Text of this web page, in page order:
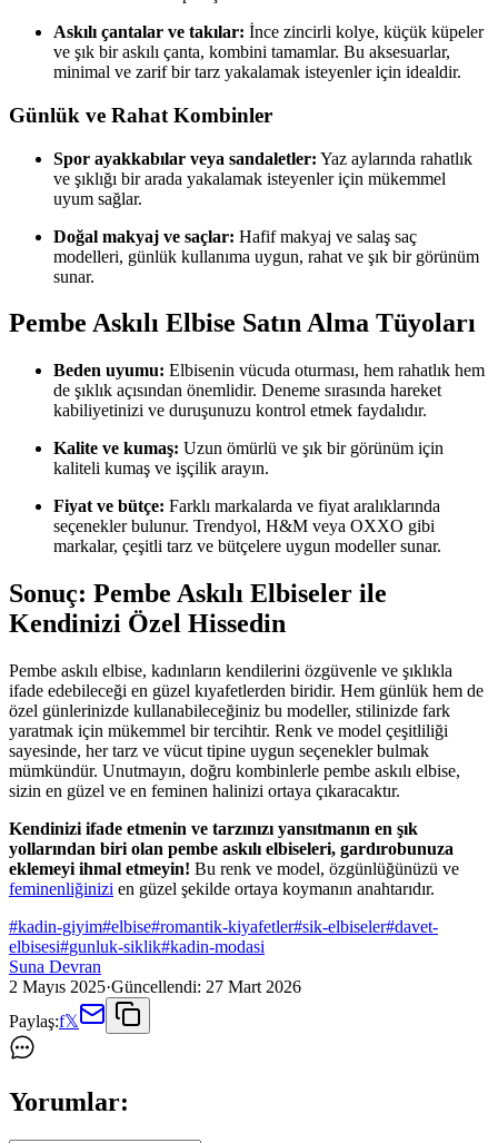
Askılı çantalar ve takılar: İnce zincirli kolye, küçük küpeler
ve şık bir askılı çanta, kombini tamamlar. Bu aksesuarlar,
minimal ve zarif bir tarz yakalamak isteyenler için idealdir.
Günlük ve Rahat Kombinler
Spor ayakkabılar veya sandaletler: Yaz aylarında rahatlık
ve şıklığı bir arada yakalamak isteyenler için mükemmel
uyum sağlar.
Doğal makyaj ve saçlar: Hafif makyaj ve salaş saç
modelleri, günlük kullanıma uygun, rahat ve şık bir görünüm
sunar.
Pembe Askılı Elbise Satın Alma Tüyoları
Beden uyumu: Elbisenin vücuda oturması, hem rahatlık hem
de şıklık açısından önemlidir. Deneme sırasında hareket
kabiliyetinizi ve duruşunuzu kontrol etmek faydalıdır.
Kalite ve kumaş: Uzun ömürlü ve şık bir görünüm için
kaliteli kumaş ve işçilik arayın.
Fiyat ve bütçe: Farklı markalarda ve fiyat aralıklarında
seçenekler bulunur. Trendyol, H&M veya OXXO gibi
markalar, çeşitli tarz ve bütçelere uygun modeller sunar.
Sonuç: Pembe Askılı Elbiseler ile
Kendinizi Özel Hissedin
Pembe askılı elbise, kadınların kendilerini özgüvenle ve şıklıkla
ifade edebileceği en güzel kıyafetlerden biridir. Hem günlük hem de
özel günlerinizde kullanabileceğiniz bu modeller, stilinizde fark
yaratmak için mükemmel bir tercihtir. Renk ve model çeşitliliği
sayesinde, her tarz ve vücut tipine uygun seçenekler bulmak
mümkündür. Unutmayın, doğru kombinlerle pembe askılı elbise,
sizin en güzel ve en feminen halinizi ortaya çıkaracaktır.
Kendinizi ifade etmenin ve tarzınızı yansıtmanın en şık
yollarından biri olan pembe askılı elbiseleri, gardırobunuza
eklemeyi ihmal etmeyin! Bu renk ve model, özgünlüğünüzü ve
feminenliğinizi en güzel şekilde ortaya koymanın anahtarıdır.
#kadin-giyim#elbise#romantik-kiyafetler#sik-elbiseler#davet-
elbisesi#gunluk-siklik#kadin-modasi
Suna Devran
2 Mayıs 2025·Güncellendi: 27 Mart 2026
Paylaş:f𝕏
Yorumlar: